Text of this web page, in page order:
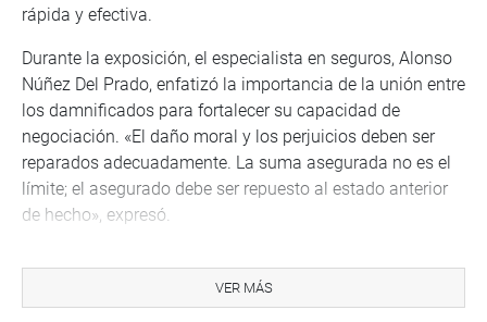
rápida y efectiva.
Durante la exposición, el especialista en seguros, Alonso
Núñez Del Prado, enfatizó la importancia de la unión entre
los damnificados para fortalecer su capacidad de
negociación. «El daño moral y los perjuicios deben ser
reparados adecuadamente. La suma asegurada no es el
límite; el asegurado debe ser repuesto al estado anterior
de hecho», expresó.
destacó que, bajo las normas de protección al
consumidor, las víctimas de accidentes están protegidas
VER MÁS